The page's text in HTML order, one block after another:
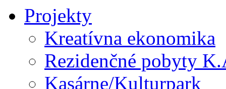
Projekty
Kreatívna ekonomika
Rezidenčné pobyty
Kasárne/Kulturpark